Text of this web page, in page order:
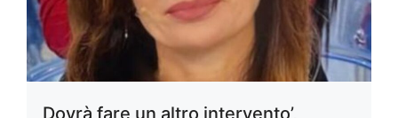
Dovrà fare un altro intervento’,